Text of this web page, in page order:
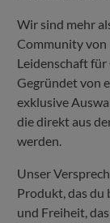
Wir sind mehr
Community von
Leidenschaft
Gegründet von
exklusive
die direkt aus
werden.
Unser
Produkt, das du
und Freiheit,